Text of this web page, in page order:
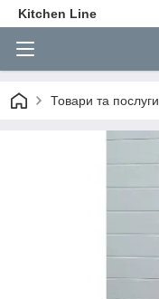
Kitchen Line
Товари та послуги